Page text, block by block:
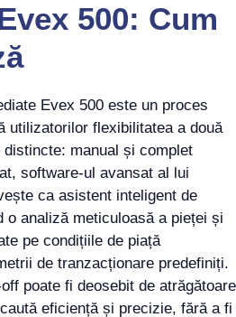
500: Cum
Evex 500 este un proces
utilizatorilor flexibilitatea a două
manual și complet
software-ul avansat al lui
ca asistent inteligent de
o analiză meticuloasă a pieței și
pe condițiile de piață
de tranzacționare predefiniți.
poate fi deosebit de atrăgătoare
eficiență și precizie, fără a fi